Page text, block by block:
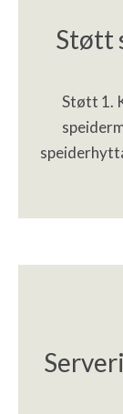
Støtt
Støtt 1.